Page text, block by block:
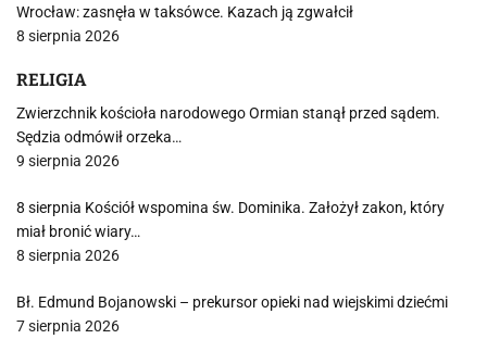
Wrocław: zasnęła w taksówce. Kazach ją zgwałcił
8 sierpnia 2026
RELIGIA
Zwierzchnik kościoła narodowego Ormian stanął przed sądem.
Sędzia odmówił orzeka…
9 sierpnia 2026
8 sierpnia Kościół wspomina św. Dominika. Założył zakon, który
miał bronić wiary…
8 sierpnia 2026
Bł. Edmund Bojanowski – prekursor opieki nad wiejskimi dziećmi
7 sierpnia 2026